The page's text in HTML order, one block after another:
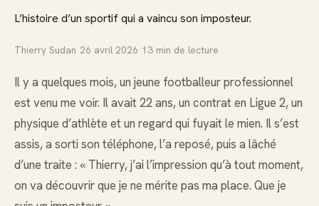
L’histoire d’un sportif qui a vaincu son imposteur.
Thierry Sudan 26 avril 2026 13 min de lecture
Il y a quelques mois, un jeune footballeur professionnel
est venu me voir. Il avait 22 ans, un contrat en Ligue 2, un
physique d’athlète et un regard qui fuyait le mien. Il s’est
assis, a sorti son téléphone, l’a reposé, puis a lâché
d’une traite : « Thierry, j’ai l’impression qu’à tout moment,
on va découvrir que je ne mérite pas ma place. Que je